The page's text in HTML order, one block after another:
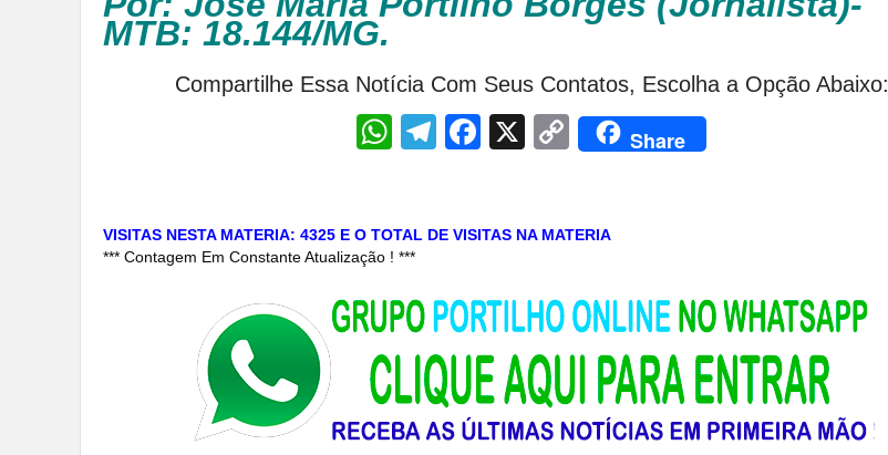
MTB: 18.144/MG.
Compartilhe Essa Notícia Com Seus Contatos, Escolha a Opção Abaixo:
WhatsApp
Telegram
Facebook
X CopyShare
VISITAS NESTA MATERIA: 4325 E O TOTAL DE VISITAS NA MATERIA
*** Contagem Em Constante Atualização ! ***